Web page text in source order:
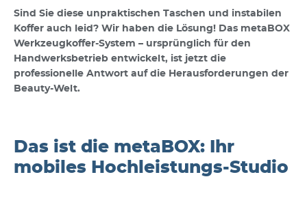
Sind Sie diese unpraktischen Taschen und instabilen
Koffer auch leid? Wir haben die Lösung! Das metaBOX
Werkzeugkoffer-System – ursprünglich für den
Handwerksbetrieb entwickelt, ist jetzt die
professionelle Antwort auf die Herausforderungen der
Beauty-Welt.
Das ist die metaBOX: Ihr
mobiles Hochleistungs-Studio